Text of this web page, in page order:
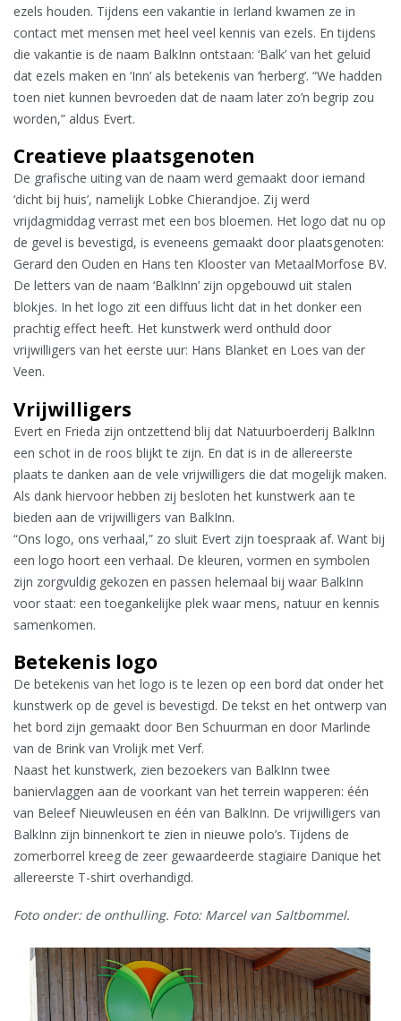
ezels houden. Tijdens een vakantie in Ierland kwamen ze in
contact met mensen met heel veel kennis van ezels. En tijdens
die vakantie is de naam BalkInn ontstaan: ‘Balk’ van het geluid
dat ezels maken en ‘Inn’ als betekenis van ‘herberg’. “We hadden
toen niet kunnen bevroeden dat de naam later zo’n begrip zou
worden,” aldus Evert.
Creatieve plaatsgenoten
De grafische uiting van de naam werd gemaakt door iemand
‘dicht bij huis’, namelijk Lobke Chierandjoe. Zij werd
vrijdagmiddag verrast met een bos bloemen. Het logo dat nu op
de gevel is bevestigd, is eveneens gemaakt door plaatsgenoten:
Gerard den Ouden en Hans ten Klooster van MetaalMorfose BV.
De letters van de naam ‘BalkInn’ zijn opgebouwd uit stalen
blokjes. In het logo zit een diffuus licht dat in het donker een
prachtig effect heeft. Het kunstwerk werd onthuld door
vrijwilligers van het eerste uur: Hans Blanket en Loes van der
Veen.
Vrijwilligers
Evert en Frieda zijn ontzettend blij dat Natuurboerderij BalkInn
een schot in de roos blijkt te zijn. En dat is in de allereerste
plaats te danken aan de vele vrijwilligers die dat mogelijk maken.
Als dank hiervoor hebben zij besloten het kunstwerk aan te
bieden aan de vrijwilligers van BalkInn.
“Ons logo, ons verhaal,” zo sluit Evert zijn toespraak af. Want bij
een logo hoort een verhaal. De kleuren, vormen en symbolen
zijn zorgvuldig gekozen en passen helemaal bij waar BalkInn
voor staat: een toegankelijke plek waar mens, natuur en kennis
samenkomen.
Betekenis logo
De betekenis van het logo is te lezen op een bord dat onder het
kunstwerk op de gevel is bevestigd. De tekst en het ontwerp van
het bord zijn gemaakt door Ben Schuurman en door Marlinde
van de Brink van Vrolijk met Verf.
Naast het kunstwerk, zien bezoekers van BalkInn twee
baniervlaggen aan de voorkant van het terrein wapperen: één
van Beleef Nieuwleusen en één van BalkInn. De vrijwilligers van
BalkInn zijn binnenkort te zien in nieuwe polo’s. Tijdens de
zomerborrel kreeg de zeer gewaardeerde stagiaire Danique het
allereerste T-shirt overhandigd.
Foto onder: de onthulling. Foto: Marcel van Saltbommel.